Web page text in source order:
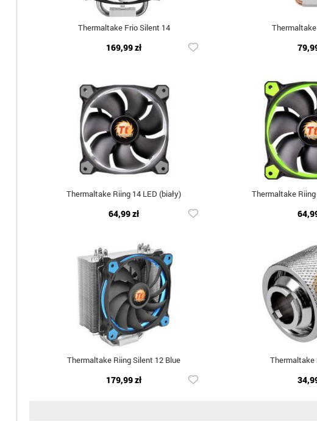
Thermaltake Frio Silent 14
169,99 zł
Thermaltake Riing 14 LED (biały)
64,99 zł
Thermaltake
Thermaltake Riing Silent 12 Blue
179,99 zł
Thermaltake